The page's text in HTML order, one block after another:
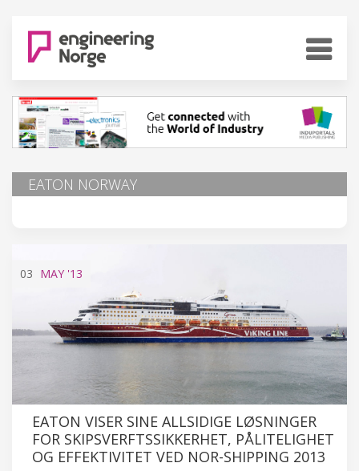
EATON NORWAY
03 MAY '13
EATON VISER SINE ALLSIDIGE LØSNINGER
FOR SKIPSVERFTSSIKKERHET, PÅLITELIGHET
OG EFFEKTIVITET VED NOR-SHIPPING 2013